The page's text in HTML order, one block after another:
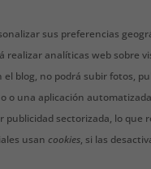
sus preferencias
realizar analíticas web sobre
el blog, no podrá subir fotos,
o una aplicación
publicidad sectorizada, lo que
usancookies, si las